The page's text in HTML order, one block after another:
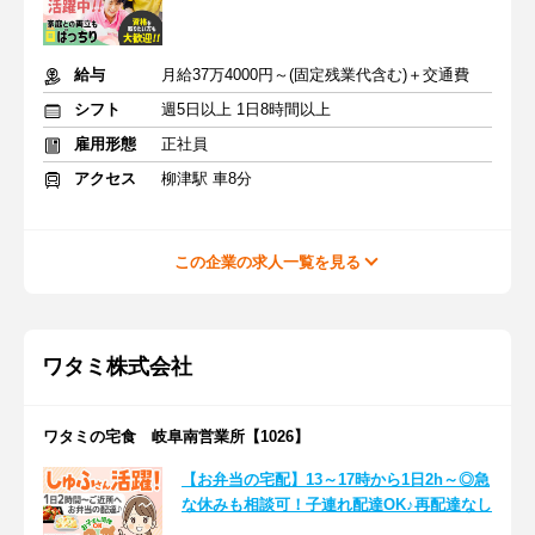
給与
月給37万4000円～(固定残業代含む)＋交通費
シフト
週5日以上 1日8時間以上
雇用形態
正社員
アクセス
柳津駅 車8分
この企業の求人一覧を見る
ワタミ株式会社
ワタミの宅食 岐阜南営業所【1026】
【お弁当の宅配】13～17時から1日2h～◎急
な休みも相談可！子連れ配達OK♪再配達なし